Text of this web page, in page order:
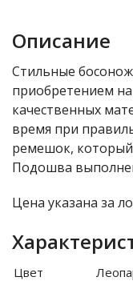
Описание
Стильные
приобретением
качественных
время при
ремешок, который
Подошва
Цена указана за
Цвет